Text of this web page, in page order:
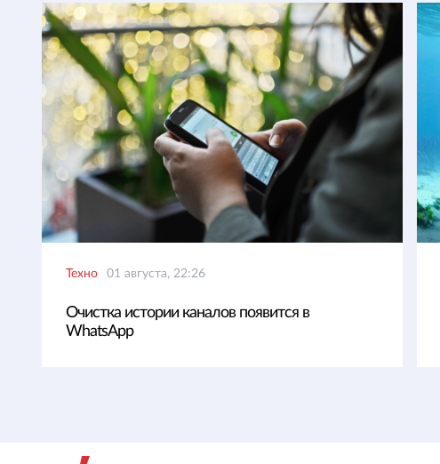
Техно 01 августа, 22:26
Очистка истории каналов появится в
WhatsApp